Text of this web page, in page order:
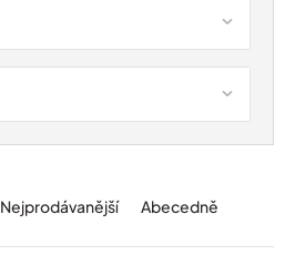
Nejprodávanější Abecedně